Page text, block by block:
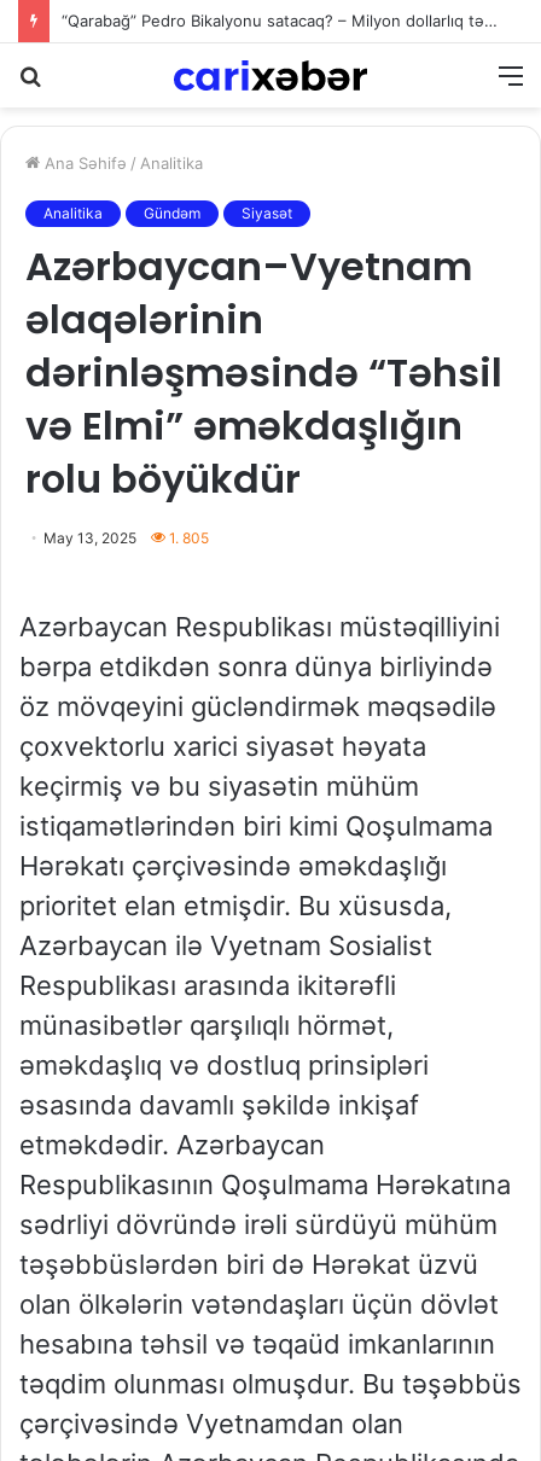
“Qarabağ” Pedro Bikalyonu satacaq? – Milyon dollarlıq təkliflər var
Ana Səhifə / Analitika
Analitika Gündəm Siyasət
Azərbaycan–Vyetnam
əlaqələrinin
dərinləşməsində “Təhsil
və Elmi” əməkdaşlığın
rolu böyükdür
May 13, 2025 1. 805
Azərbaycan Respublikası müstəqilliyini
bərpa etdikdən sonra dünya birliyində
öz mövqeyini gücləndirmək məqsədilə
çoxvektorlu xarici siyasət həyata
keçirmiş və bu siyasətin mühüm
istiqamətlərindən biri kimi Qoşulmama
Hərəkatı çərçivəsində əməkdaşlığı
prioritet elan etmişdir. Bu xüsusda,
Azərbaycan ilə Vyetnam Sosialist
Respublikası arasında ikitərəfli
münasibətlər qarşılıqlı hörmət,
əməkdaşlıq və dostluq prinsipləri
əsasında davamlı şəkildə inkişaf
etməkdədir. Azərbaycan
Respublikasının Qoşulmama Hərəkatına
sədrliyi dövründə irəli sürdüyü mühüm
təşəbbüslərdən biri də Hərəkat üzvü
olan ölkələrin vətəndaşları üçün dövlət
hesabına təhsil və təqaüd imkanlarının
təqdim olunması olmuşdur. Bu təşəbbüs
çərçivəsində Vyetnamdan olan